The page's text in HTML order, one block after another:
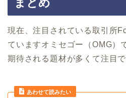
現在、注目されている取引所
ていますオミセゴー（OMG）
期待される題材が多くて注目で
あわせて読みたい